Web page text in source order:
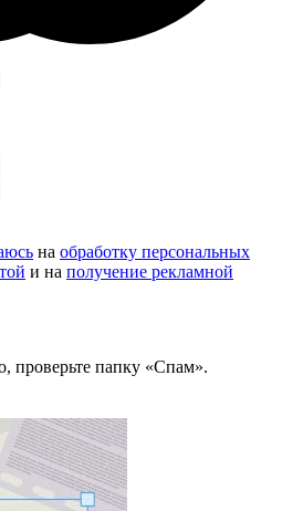
на обработку персональных
и на получение рекламной
проверьте папку «Спам».